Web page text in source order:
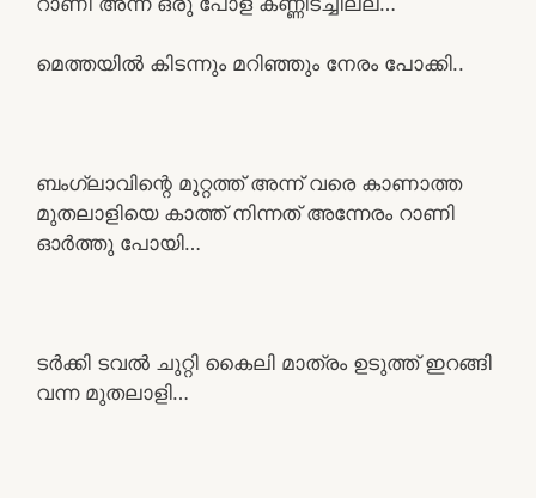
മെത്തയിൽ കിടന്നും മറിഞ്ഞും നേരം പോക്കി..
ബംഗ്ലാവിന്റെ മുറ്റത്ത് അന്ന് വരെ കാണാത്ത
മുതലാളിയെ കാത്ത് നിന്നത് അന്നേരം റാണി
ഓർത്തു പോയി…
ടർക്കി ടവൽ ചുറ്റി കൈലി മാത്രം ഉടുത്ത് ഇറങ്ങി
വന്ന മുതലാളി…